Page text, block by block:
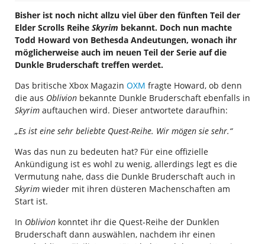
Bisher ist noch nicht allzu viel über den fünften Teil der
Elder Scrolls Reihe Skyrim bekannt. Doch nun machte
Todd Howard von Bethesda Andeutungen, wonach ihr
möglicherweise auch im neuen Teil der Serie auf die
Dunkle Bruderschaft treffen werdet.
Das britische Xbox Magazin OXM fragte Howard, ob denn
die aus Oblivion bekannte Dunkle Bruderschaft ebenfalls in
Skyrim auftauchen wird. Dieser antwortete daraufhin:
„Es ist eine sehr beliebte Quest-Reihe. Wir mögen sie sehr.“
Was das nun zu bedeuten hat? Für eine offizielle
Ankündigung ist es wohl zu wenig, allerdings legt es die
Vermutung nahe, dass die Dunkle Bruderschaft auch in
Skyrim wieder mit ihren düsteren Machenschaften am
Start ist.
In Oblivion konntet ihr die Quest-Reihe der Dunklen
Bruderschaft dann auswählen, nachdem ihr einen